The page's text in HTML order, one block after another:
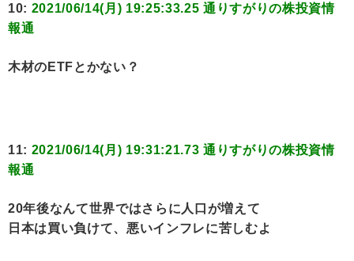
10: 2021/06/14(月) 19:25:33.25 通りすがりの株投資情
報通
木材のETFとかない？
11: 2021/06/14(月) 19:31:21.73 通りすがりの株投資情
報通
20年後なんて世界ではさらに人口が増えて
日本は買い負けて、悪いインフレに苦しむよ